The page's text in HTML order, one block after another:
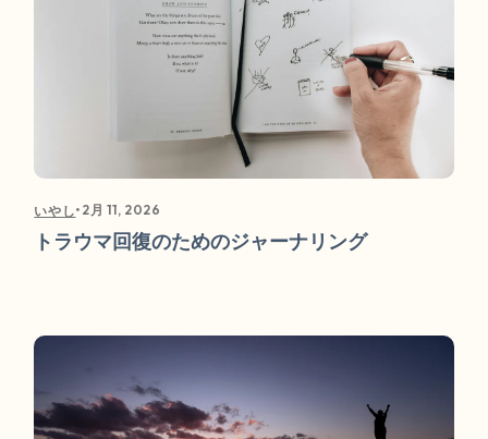
いやし• 2月 11, 2026
トラウマ回復のためのジャーナリング